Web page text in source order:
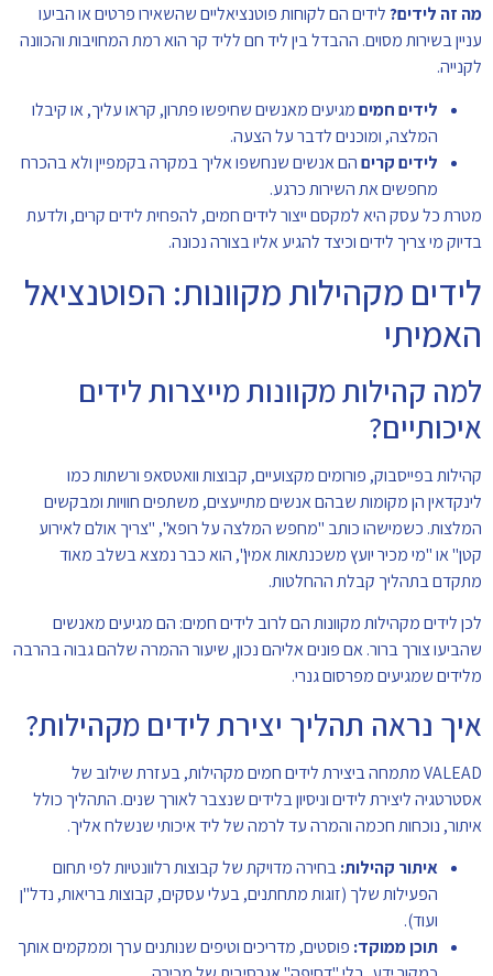
מה זה לידים?לידים הם לקוחות פוטנציאליים שהשאירו פרטים או הביעו
עניין בשירות מסוים. ההבדל בין ליד חם לליד קר הוא רמת המחויבות והכוונה
לקנייה.
לידים חמיםמגיעים מאנשים שחיפשו פתרון, קראו עליך, או קיבלו
המלצה, ומוכנים לדבר על הצעה.
לידים קריםהם אנשים שנחשפו אליך במקרה בקמפיין ולא בהכרח
מחפשים את השירות כרגע.
מטרת כל עסק היא למקסם ייצור לידים חמים, להפחית לידים קרים, ולדעת
בדיוק מי צריך לידים וכיצד להגיע אליו בצורה נכונה.
לידים מקהילות מקוונות: הפוטנציאל
האמיתי
למה קהילות מקוונות מייצרות לידים
איכותיים?
קהילות בפייסבוק, פורומים מקצועיים, קבוצות וואטסאפ ורשתות כמו
לינקדאין הן מקומות שבהם אנשים מתייעצים, משתפים חוויות ומבקשים
המלצות. כשמישהו כותב "מחפש המלצה על רופא", "צריך אולם לאירוע
קטן" או "מי מכיר יועץ משכנתאות אמין", הוא כבר נמצא בשלב מאוד
מתקדם בתהליך קבלת ההחלטות.
לכן לידים מקהילות מקוונות הם לרוב לידים חמים: הם מגיעים מאנשים
שהביעו צורך ברור. אם פונים אליהם נכון, שיעור ההמרה שלהם גבוה בהרבה
מלידים שמגיעים מפרסום גנרי.
איך נראה תהליך יצירת לידים מקהילות?
VALEAD מתמחה ביצירת לידים חמים מקהילות, בעזרת שילוב של
אסטרטגיה ליצירת לידים וניסיון בלידים שנצבר לאורך שנים. התהליך כולל
איתור, נוכחות חכמה והמרה עד לרמה של ליד איכותי שנשלח אליך.
איתור קהילות:בחירה מדויקת של קבוצות רלוונטיות לפי תחום
הפעילות שלך (זוגות מתחתנים, בעלי עסקים, קבוצות בריאות, נדל"ן
ועוד).
תוכן ממוקד: פוסטים, מדריכים וטיפים שנותנים ערך וממקמים אותך